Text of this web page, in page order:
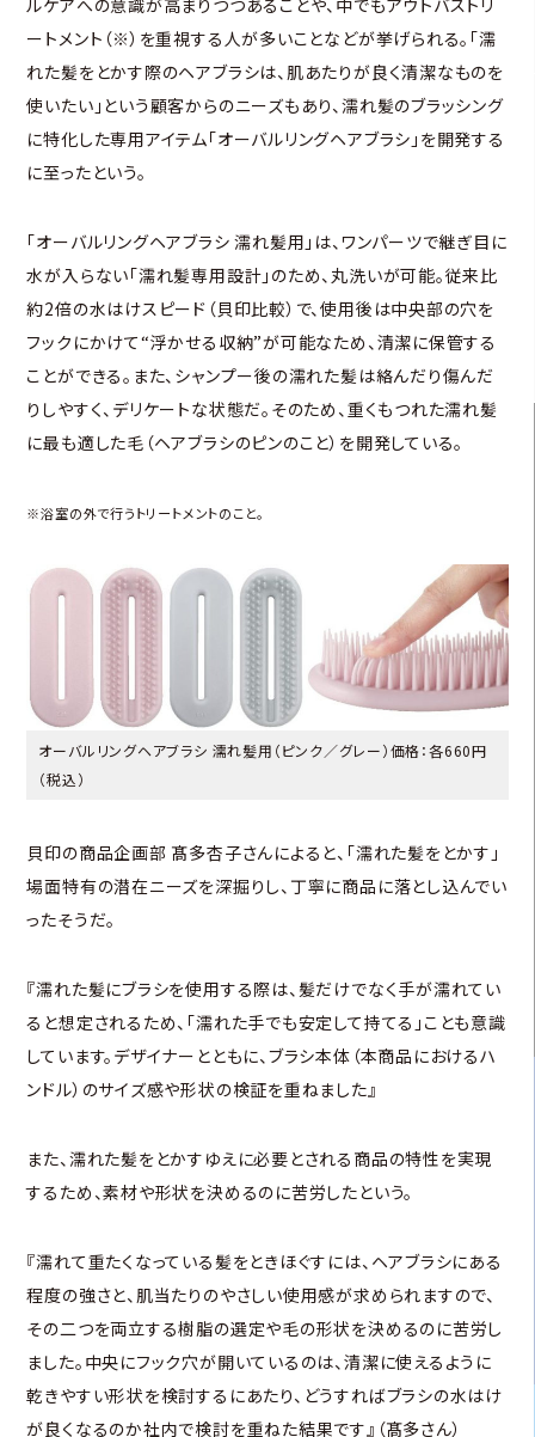
ートメント（※）を重視する人が多いことなどが挙げられる。「濡
れた髪をとかす際のヘアブラシは、肌あたりが良く清潔なものを
使いたい」という顧客からのニーズもあり、濡れ髪のブラッシング
に特化した専用アイテム「オーバルリングヘアブラシ」を開発する
に至ったという。
「オーバルリングヘアブラシ 濡れ髪用」は、ワンパーツで継ぎ目に
水が入らない「濡れ髪専用設計」のため、丸洗いが可能。従来比
約2倍の水はけスピード（貝印比較）で、使用後は中央部の穴を
フックにかけて“浮かせる収納”が可能なため、清潔に保管する
ことができる。また、シャンプー後の濡れた髪は絡んだり傷んだ
りしやすく、デリケートな状態だ。そのため、重くもつれた濡れ髪
に最も適した毛（ヘアブラシのピンのこと）を開発している。
※浴室の外で行うトリートメントのこと。
オーバルリングヘアブラシ 濡れ髪用（ピンク／グレー）価格：各660円
（税込）
貝印の商品企画部 髙多杏子さんによると、「濡れた髪をとかす」
場面特有の潜在ニーズを深掘りし、丁寧に商品に落とし込んでい
ったそうだ。
『濡れた髪にブラシを使用する際は、髪だけでなく手が濡れてい
ると想定されるため、「濡れた手でも安定して持てる」ことも意識
しています。デザイナーとともに、ブラシ本体（本商品におけるハ
ンドル）のサイズ感や形状の検証を重ねました』
また、濡れた髪をとかすゆえに必要とされる商品の特性を実現
するため、素材や形状を決めるのに苦労したという。
『濡れて重たくなっている髪をときほぐすには、ヘアブラシにある
程度の強さと、肌当たりのやさしい使用感が求められますので、
その二つを両立する樹脂の選定や毛の形状を決めるのに苦労し
ました。中央にフック穴が開いているのは、清潔に使えるように
乾きやすい形状を検討するにあたり、どうすればブラシの水はけ
が良くなるのか社内で検討を重ねた結果です』（髙多さん）